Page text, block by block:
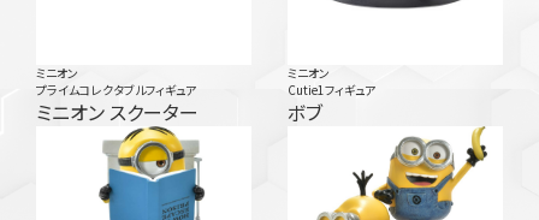
ミニオン
プライムコレクタブルフィギュア
ミニオン スクーター
ミニオン
Cutie1フィギュア
ボブ